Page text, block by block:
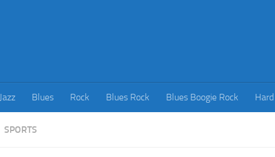
Jazz Blues Rock Blues Rock Blues Boogie Rock
SPORTS